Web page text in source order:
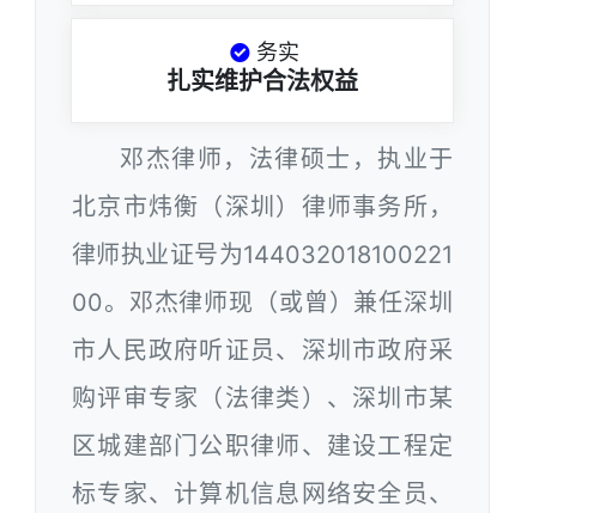
务实
扎实维护合法权益
邓杰律师，法律硕士，执业于
北京市炜衡（深圳）律师事务所，
律师执业证号为144032018100221
00。邓杰律师现（或曾）兼任深圳
市人民政府听证员、深圳市政府采
购评审专家（法律类）、深圳市某
区城建部门公职律师、建设工程定
标专家、计算机信息网络安全员、